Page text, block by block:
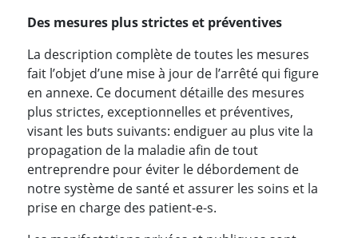
Des mesures plus strictes et préventives
La description complète de toutes les mesures
fait l’objet d’une mise à jour de l’arrêté qui figure
en annexe. Ce document détaille des mesures
plus strictes, exceptionnelles et préventives,
visant les buts suivants: endiguer au plus vite la
propagation de la maladie afin de tout
entreprendre pour éviter le débordement de
notre système de santé et assurer les soins et la
prise en charge des patient-e-s.